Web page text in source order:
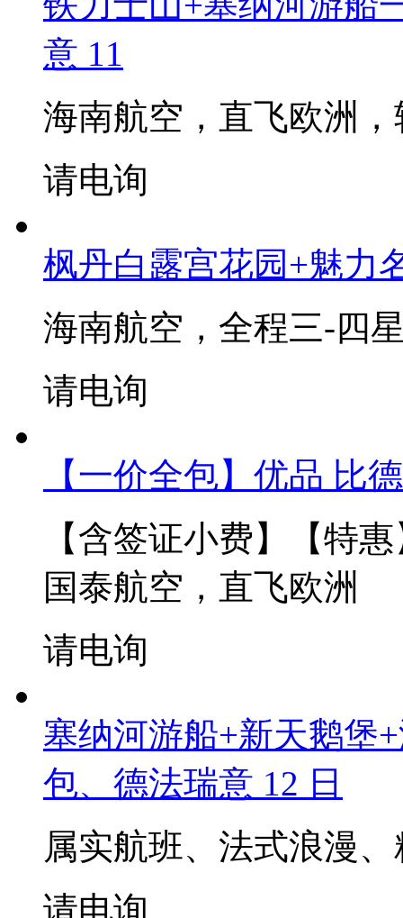
阿曼航空，飞往欧洲
请电询
铁力士山+塞纳河游船
海南航空，直飞欧洲
请电询
海南航空，全程三-四
请电询
【一价全包】优品 比
国泰航空，直飞欧洲
请电询
塞纳河游船+新天鹅堡